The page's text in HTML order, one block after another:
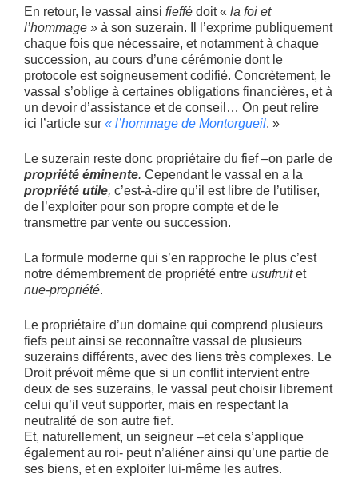
En retour, le vassal ainsi fieffé doit « la foi et
l’hommage » à son suzerain. Il l’exprime publiquement
chaque fois que nécessaire, et notamment à chaque
succession, au cours d’une cérémonie dont le
protocole est soigneusement codifié. Concrètement, le
vassal s’oblige à certaines obligations financières, et à
un devoir d’assistance et de conseil… On peut relire
ici l’article sur « l’hommage de Montorgueil. »
Le suzerain reste donc propriétaire du fief –on parle de
propriété éminente. Cependant le vassal en a la
propriété utile, c’est-à-dire qu’il est libre de l’utiliser,
de l’exploiter pour son propre compte et de le
transmettre par vente ou succession.
La formule moderne qui s’en rapproche le plus c’est
notre démembrement de propriété entre usufruitet
nue-propriété.
Le propriétaire d’un domaine qui comprend plusieurs
fiefs peut ainsi se reconnaître vassal de plusieurs
suzerains différents, avec des liens très complexes. Le
Droit prévoit même que si un conflit intervient entre
deux de ses suzerains, le vassal peut choisir librement
celui qu’il veut supporter, mais en respectant la
neutralité de son autre fief.
Et, naturellement, un seigneur –et cela s’applique
également au roi- peut n’aliéner ainsi qu’une partie de
ses biens, et en exploiter lui-même les autres.